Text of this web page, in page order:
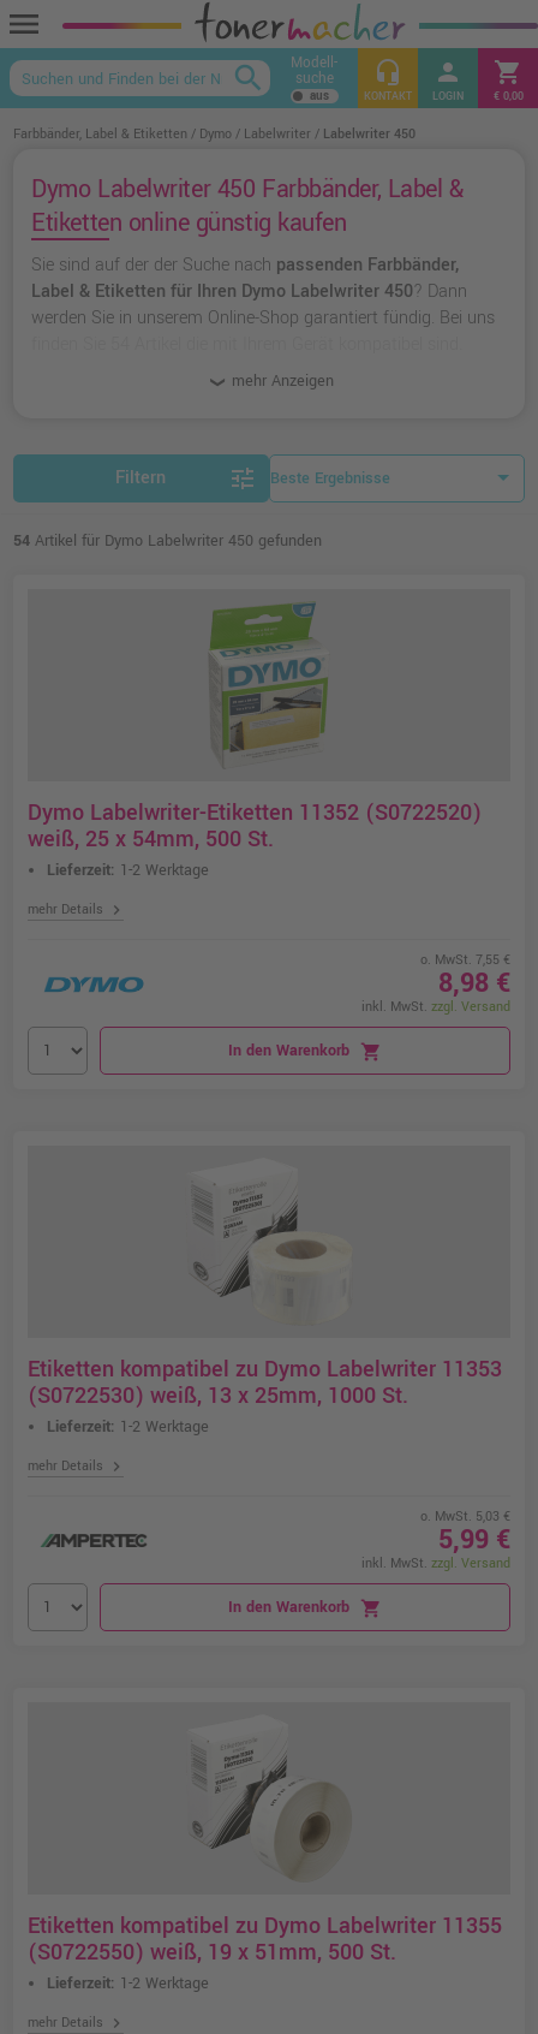
menu
keyboard_arrow_up
search Modell-
suche headset_mic
KONTAKT
person
LOGIN
shopping_cart
€ 0,00
Farbbänder, Label & Etiketten Dymo Labelwriter Labelwriter 450
Dymo Labelwriter 450 Farbbänder, Label &
Etiketten online günstig kaufen
Sie sind auf der der Suche nach passenden Farbbänder,
Label & Etiketten für Ihren Dymo Labelwriter 450? Dann
werden Sie in unserem Online-Shop garantiert fündig. Bei uns
originalen Farbbänder, Label &
unserer Hausmarke
mehr Anzeigen
Filtern tune
54 Artikel für Dymo Labelwriter 450 gefunden
Dymo Labelwriter-Etiketten 11352 (S0722520)
weiß, 25 x 54mm, 500 St.
Lieferzeit: 1-2 Werktage
mehr Details chevron_right
o. MwSt. 7,55 €
8,98 €
inkl. MwSt. zzgl. Versand
In den Warenkorb shopping_cart
Etiketten kompatibel zu Dymo Labelwriter 11353
(S0722530) weiß, 13 x 25mm, 1000 St.
Lieferzeit: 1-2 Werktage
mehr Details chevron_right
o. MwSt. 5,03 €
5,99 €
inkl. MwSt. zzgl. Versand
In den Warenkorb shopping_cart
Etiketten kompatibel zu Dymo Labelwriter 11355
(S0722550) weiß, 19 x 51mm, 500 St.
Lieferzeit: 1-2 Werktage
mehr Details chevron_right